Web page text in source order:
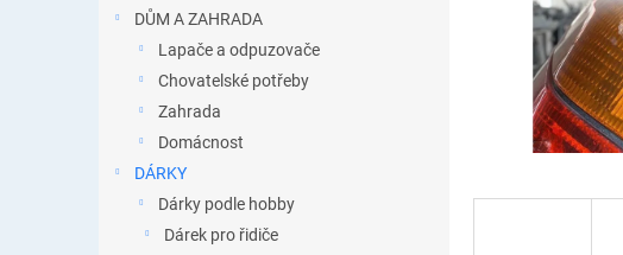
DŮM A ZAHRADA
Lapače a odpuzovače
Chovatelské potřeby
Zahrada
Domácnost
DÁRKY
Dárky podle hobby
Dárek pro řidiče